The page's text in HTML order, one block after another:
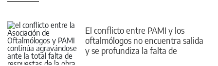
El conflicto entre PAMI y los
oftalmólogos no encuentra salida
y se profundiza la falta de